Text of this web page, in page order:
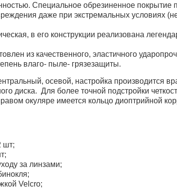
Специальное обрезиненное покрытие
даже при экстремальных условиях
в его конструкции реализована
из качественного, эластичного
влаго- пыле- грязезащиты.
осевой, настройка производится
диска. Для более точной подстройки
окуляре имеется кольцо диоптрийной
шт;
за линзами;
Velcro;